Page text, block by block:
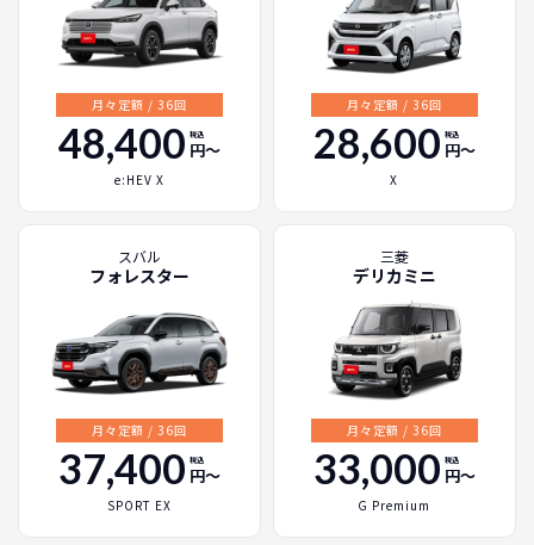
月々定額 / 36回
48,400 税込
円〜
e:HEV X
月々定額 / 36回
28,600 税込
円〜
X
スバル
フォレスター
月々定額 / 36回
37,400 税込
円〜
SPORT EX
三菱
デリカミニ
月々定額 / 36回
33,000 税込
円〜
G Premium